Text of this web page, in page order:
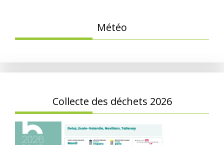
Météo
Collecte des déchets 2026